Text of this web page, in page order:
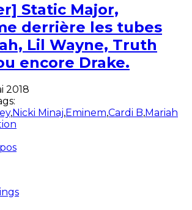
Static Major,
derrière les tubes
Lil Wayne, Truth
encore Drake.
2018
,Nicki Minaj,Eminem,Cardi B,Mariah